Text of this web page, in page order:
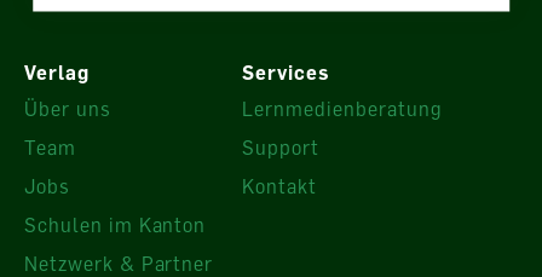
Verlag
Über uns
Team
Jobs
Schulen im Kanton
Netzwerk & Partner
Services
Lernmedienberatung
Support
Kontakt